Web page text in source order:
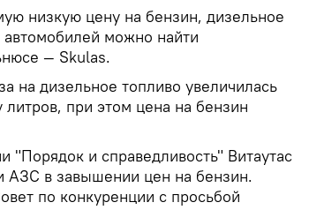
низкую цену на бензин, дизельное
можно найти
— Skulas.
на дизельное топливо увеличилась
литров, при этом цена на бензин
"Порядок и справедливость" Витаутас
АЗС в завышении цен на бензин.
по конкуренции с просьбой